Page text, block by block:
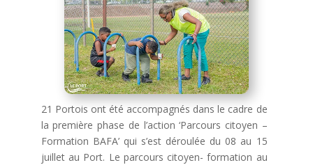
21 Portois ont été accompagnés dans le cadre de
la première phase de l’action ‘Parcours citoyen –
Formation BAFA’ qui s’est déroulée du 08 au 15
juillet au Port. Le parcours citoyen- formation au